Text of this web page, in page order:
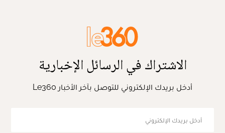
الاشتراك في الرسائل الإخبارية
أدخل بريدك الإلكتروني للتوصل بآخر الأخبار Le360